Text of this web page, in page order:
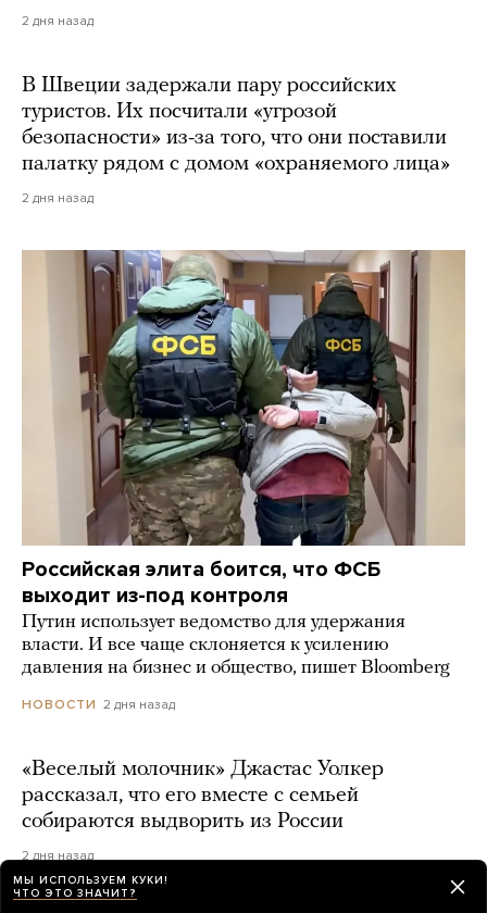
2 дня назад
В Швеции задержали пару российских
туристов. Их посчитали «угрозой
безопасности» из-за того, что они поставили
палатку рядом с домом «охраняемого лица»
2 дня назад
Российская элита боится, что ФСБ
выходит из-под контроля
Путин использует ведомство для удержания
власти. И все чаще склоняется к усилению
давления на бизнес и общество, пишет Bloomberg
НОВОСТИ 2 дня назад
«Веселый молочник» Джастас Уолкер
рассказал, что его вместе с семьей
собираются выдворить из России
2 дня назад
МЫ ИСПОЛЬЗУЕМ КУКИ!
ЧТО ЭТО ЗНАЧИТ?